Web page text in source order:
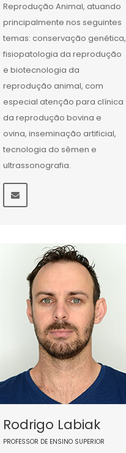
Reprodução Animal, atuando
principalmente nos seguintes
temas: conservação genética,
fisiopatologia da reprodução
e biotecnologia da
reprodução animal, com
especial atenção para clínica
da reprodução bovina e
ovina, inseminação artificial,
tecnologia do sêmen e
ultrassonografia.
Rodrigo Labiak
PROFESSOR DE ENSINO SUPERIOR